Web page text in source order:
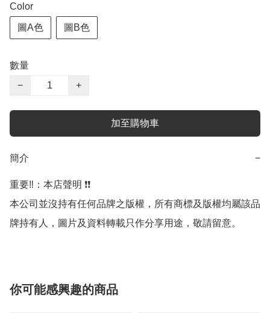
Color
圖A色 圖B色
數量
−
+
加至購物車
簡介 −
重要‼️：本店聲明 ❗️❗️
本公司並沒持有任何品牌之版權，所有商標及版權均屬該品
牌持有人，圖片及資料轉載只作分享用途，敬請留意。
你可能感興趣的商品